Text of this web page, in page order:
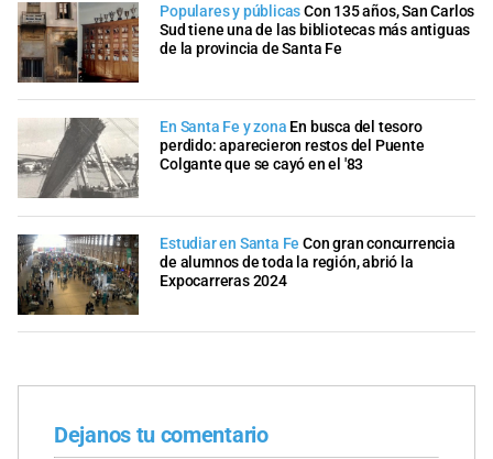
Populares y públicasCon 135 años, San Carlos
Sud tiene una de las bibliotecas más antiguas
de la provincia de Santa Fe
En Santa Fe y zona En busca del tesoro
perdido: aparecieron restos del Puente
Colgante que se cayó en el '83
Estudiar en Santa Fe Con gran concurrencia
de alumnos de toda la región, abrió la
Expocarreras 2024
Dejanos tu comentario